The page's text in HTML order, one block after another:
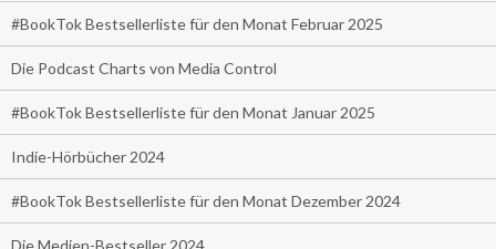
#BookTok Bestsellerliste für den Monat Februar 2025
Die Podcast Charts von Media Control
#BookTok Bestsellerliste für den Monat Januar 2025
Indie-Hörbücher 2024
#BookTok Bestsellerliste für den Monat Dezember 2024
Die Medien-Bestseller 2024